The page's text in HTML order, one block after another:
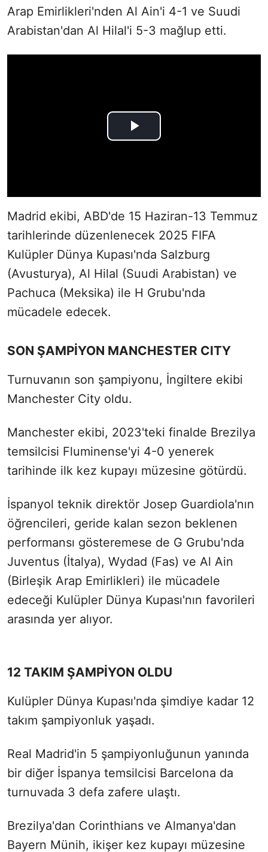
Arap Emirlikleri'nden Al Ain'i 4-1 ve Suudi
Arabistan'dan Al Hilal'i 5-3 mağlup etti.
Madrid ekibi, ABD'de 15 Haziran-13 Temmuz
tarihlerinde düzenlenecek 2025 FIFA
Kulüpler Dünya Kupası'nda Salzburg
(Avusturya), Al Hilal (Suudi Arabistan) ve
Pachuca (Meksika) ile H Grubu'nda
mücadele edecek.
SON ŞAMPİYON MANCHESTER CITY
Turnuvanın son şampiyonu, İngiltere ekibi
Manchester City oldu.
Manchester ekibi, 2023'teki finalde Brezilya
temsilcisi Fluminense'yi 4-0 yenerek
tarihinde ilk kez kupayı müzesine götürdü.
İspanyol teknik direktör Josep Guardiola'nın
öğrencileri, geride kalan sezon beklenen
performansı gösteremese de G Grubu'nda
Juventus (İtalya), Wydad (Fas) ve Al Ain
(Birleşik Arap Emirlikleri) ile mücadele
edeceği Kulüpler Dünya Kupası'nın favorileri
arasında yer alıyor.
12 TAKIM ŞAMPİYON OLDU
Kulüpler Dünya Kupası'nda şimdiye kadar 12
takım şampiyonluk yaşadı.
Real Madrid'in 5 şampiyonluğunun yanında
bir diğer İspanya temsilcisi Barcelona da
turnuvada 3 defa zafere ulaştı.
Brezilya'dan Corinthians ve Almanya'dan
Bayern Münih, ikişer kez kupayı müzesine